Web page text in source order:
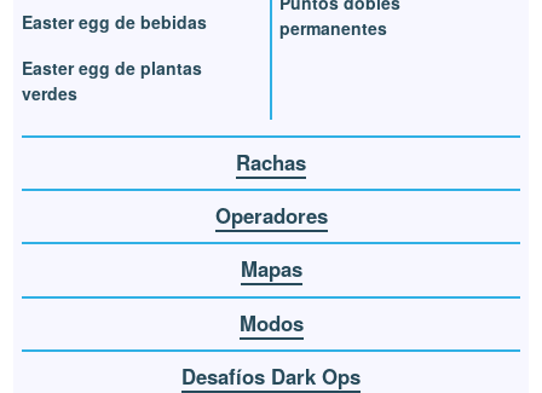
Easter egg de bebidas
Easter egg de plantas
verdes
permanentes
Rachas
Operadores
Mapas
Modos
Desafíos Dark Ops